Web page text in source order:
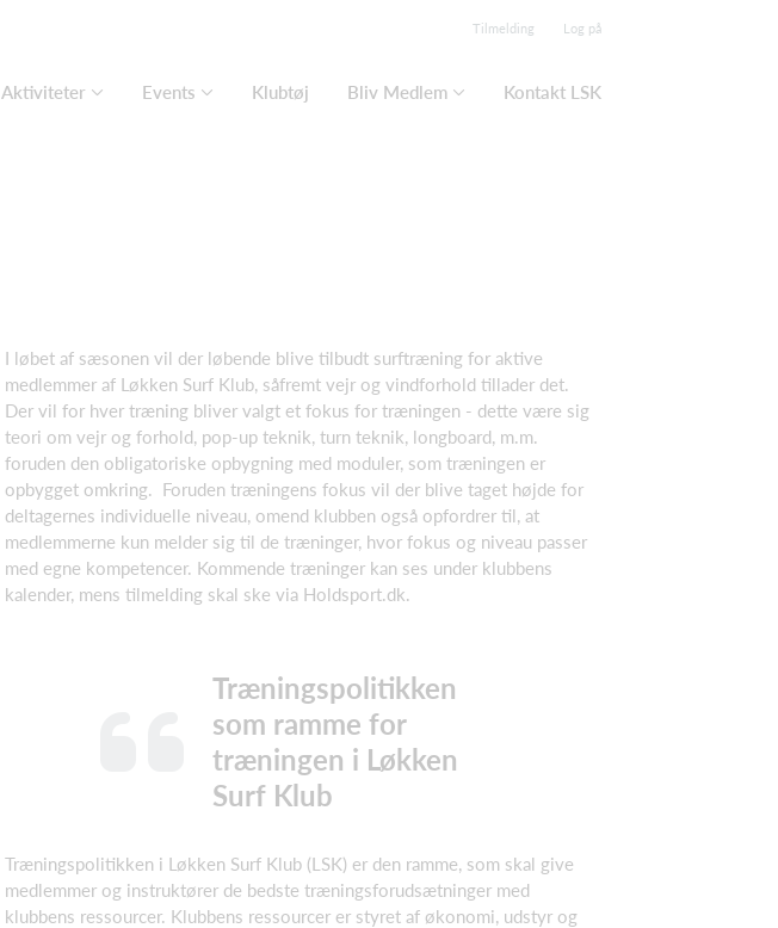
Tilmelding Log på
Aktiviteter Events Klubtøj Bliv Medlem Kontakt LSK
I løbet af sæsonen vil der løbende blive tilbudt surftræning for aktive
medlemmer af Løkken Surf Klub, såfremt vejr og vindforhold tillader det.
Der vil for hver træning bliver valgt et fokus for træningen - dette være sig
teori om vejr og forhold, pop-up teknik, turn teknik, longboard, m.m.
foruden den obligatoriske opbygning med moduler, som træningen er
opbygget omkring. Foruden træningens fokus vil der blive taget højde for
deltagernes individuelle niveau, omend klubben også opfordrer til, at
medlemmerne kun melder sig til de træninger, hvor fokus og niveau passer
med egne kompetencer. Kommende træninger kan ses under klubbens
kalender, mens tilmelding skal ske via Holdsport.dk.
Træningspolitikken
som ramme for
træningen i Løkken
Surf Klub
Træningspolitikken i Løkken Surf Klub (LSK) er den ramme, som skal give
medlemmer og instruktører de bedste træningsforudsætninger med
klubbens ressourcer. Klubbens ressourcer er styret af økonomi, udstyr og